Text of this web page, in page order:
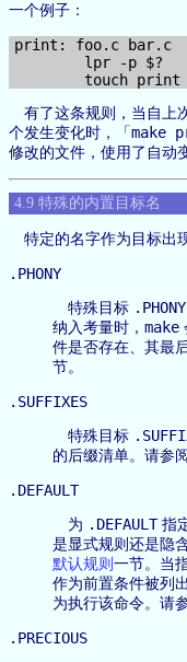
一个例子：
print: foo.c bar.c
        lpr -p $?
有了这条规则，当自上
个发生变化时，「make
修改的文件，使用了自动
4.9 特殊的内置目标名
特定的名字作为目标出
.PHONY
特殊目标 .PHONY
纳入考量时， make
件是否存在、其最
节。
.SUFFIXES
特殊目标
的后缀清单。请参阅
.DEFAULT
为 .DEFAULT指
是显式规则还是隐
默认规则 一节。当
作为前置条件被列
为执行该命令。请
.PRECIOUS